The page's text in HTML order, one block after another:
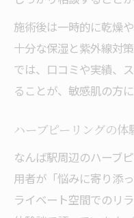
ハーブピー
実際の改善例
施術回数とニ
初めてでも安心で
初めての方
ハーブピーリ
ト
施術前のカ
施術後は一時的に乾燥
十分な保湿と紫外線対
では、口コミや実績、
ることが、敏感肌の方
ハーブピーリングの
なんば駅周辺のハーブ
用者が「悩みに寄り添
ライベート空間でのリ